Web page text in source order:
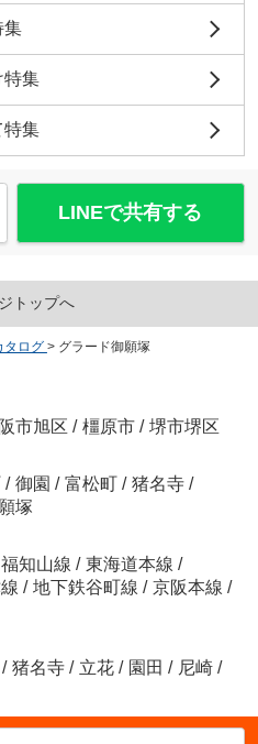
集
特集
特集
LINEで共有する
トップへ
タログ > グラード御願塚
市旭区 / 橿原市 / 堺市堺区
/ 御園 / 富松町 / 猪名寺 /
塚
福知山線 / 東海道本線 /
/ 地下鉄谷町線 / 京阪本線 /
/ 猪名寺 / 立花 / 園田 / 尼崎 /